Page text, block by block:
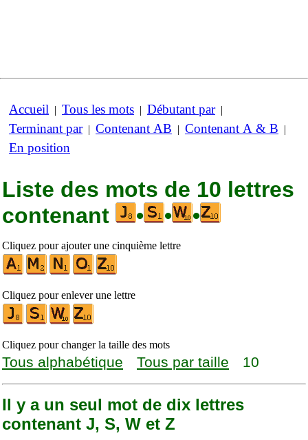
Accueil | Tous les mots | Débutant par|
Terminant par| Contenant AB | Contenant A & B |
En position
Liste des mots de 10 lettres
contenant
• • •
Cliquez pour ajouter une cinquième lettre
Cliquez pour enlever une lettre
Cliquez pour changer la taille des mots
Tous alphabétique Tous par taille 10
Il y a un seul mot de dix lettres
contenant J, S, W et Z